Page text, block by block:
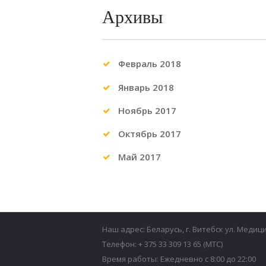
Архивы
Февраль 2018
Январь 2018
Ноябрь 2017
Октябрь 2017
Май 2017
Наш адрес: Беларусь, г. Витебск ул.
Телефон: + 375 33 309 13 65 (МТС)
Время работы: Ежедневно с 8:00 до 22:00